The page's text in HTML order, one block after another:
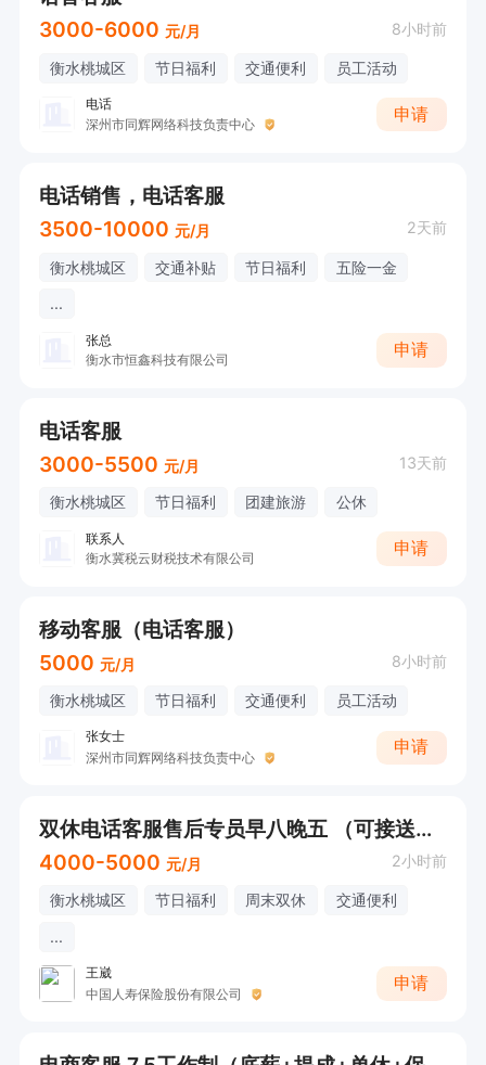
3000-6000 元/月 8小时前
衡水桃城区 节日福利 交通便利 员工活动
电话
深州市同辉网络科技负责中心
申请
电话销售，电话客服
3500-10000 元/月 2天前
衡水桃城区 交通补贴 节日福利
五险一金
...
张总
衡水市恒鑫科技有限公司
申请
电话客服
3000-5500 元/月 13天前
衡水桃城区 节日福利 团建旅游 公休
联系人
衡水冀税云财税技术有限公司
申请
移动客服（电话客服）
5000 元/月 8小时前
衡水桃城区 节日福利 交通便利 员工活动
张女士
深州市同辉网络科技负责中心
申请
双休电话客服售后专员早八晚五 （可接送孩子）
4000-5000 元/月 2小时前
衡水桃城区 节日福利 周末双休
交通便利
...
王崴
中国人寿保险股份有限公司
申请